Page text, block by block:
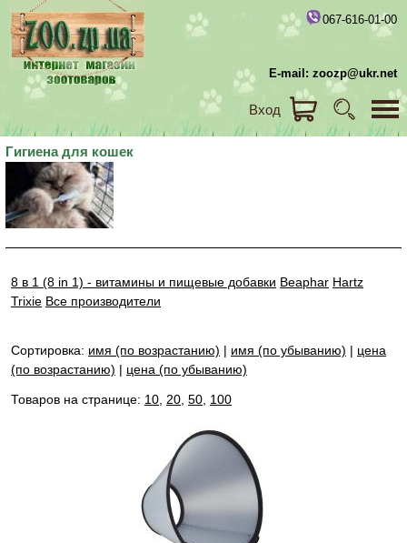
067-616-01-00
E-mail: zoozp@ukr.net
Вход
Гигиена для кошек
8 в 1 (8 in 1) - витамины и пищевые добавки Beaphar Hartz
Trixie Все производители
Сортировка: имя (по возрастанию) | имя (по убыванию) | цена
(по возрастанию) | цена (по убыванию)
Товаров на странице: 10 20 50 100